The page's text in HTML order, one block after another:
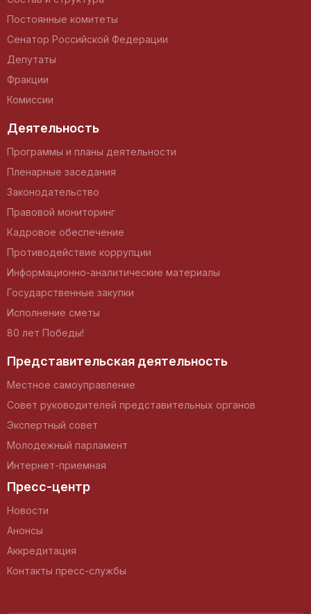
Постоянные комитеты
Сенатор Российской Федерации
Депутаты
Фракции
Комиссии
Деятельность
Программы и планы деятельности
Пленарные заседания
Законодательство
Правовой мониторинг
Кадровое обеспечение
Противодействие коррупции
Информационно-аналитические материалы
Государственные закупки
Исполнение сметы
80 лет Победы!
Представительская деятельность
Местное самоуправление
Совет руководителей представительных органов
Экспертный совет
Молодежный парламент
Интернет-приемная
Пресс-центр
Новости
Анонсы
Аккредитация
Контакты пресс-службы